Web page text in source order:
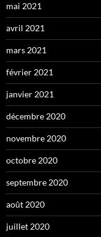
mai 2021
avril 2021
mars 2021
février 2021
janvier 2021
décembre 2020
novembre 2020
octobre 2020
septembre 2020
août 2020
juillet 2020